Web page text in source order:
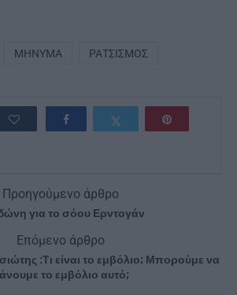
ΜΉΝΥΜΑ ΡΑΤΣΙΣΜΌΣ
Προηγούμενο άρθρο
για το σόου Ερντογάν
Επόμενο άρθρο
:Τι είναι το εμβόλιο; Μπορούμε να
το εμβόλιο αυτό;